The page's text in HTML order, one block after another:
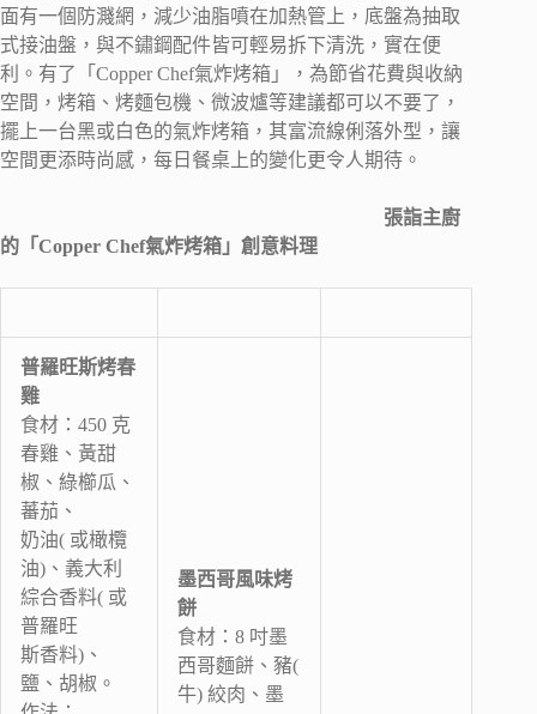
面有一個防濺網，減少油脂噴在加熱管上，底盤為抽取
式接油盤，與不鏽鋼配件皆可輕易拆下清洗，實在便
利。有了「Copper Chef氣炸烤箱」，為節省花費與收納
空間，烤箱、烤麵包機、微波爐等建議都可以不要了，
擺上一台黑或白色的氣炸烤箱，其富流線俐落外型，讓
空間更添時尚感，每日餐桌上的變化更令人期待。
張詣主廚
的「Copper Chef氣炸烤箱」創意料理
普羅旺斯烤春
雞
食材：450 克
春雞、黃甜
椒、綠櫛瓜、
蕃茄、
奶油( 或橄欖
油)、義大利
綜合香料( 或
普羅旺
斯香料)、
鹽、胡椒。
墨西哥風味烤
餅
食材：8 吋墨
西哥麵餅、豬(
牛) 絞肉、墨